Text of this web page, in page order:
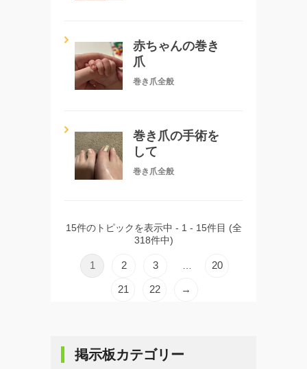
赤ちゃんの巻き
爪
巻き爪全般
巻き爪の手術を
して
巻き爪全般
15件のトピックを表示中 - 1 - 15件目 (全
318件中)
1 2 3 20
21 22 →
掲示板カテゴリー